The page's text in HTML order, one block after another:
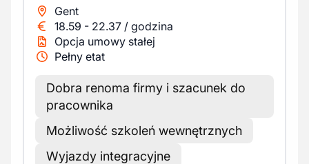
Gent
18.59 - 22.37 / godzina
Opcja umowy stałej
Pełny etat
Dobra renoma firmy i szacunek do
pracownika
Możliwość szkoleń wewnętrznych
Wyjazdy integracyjne